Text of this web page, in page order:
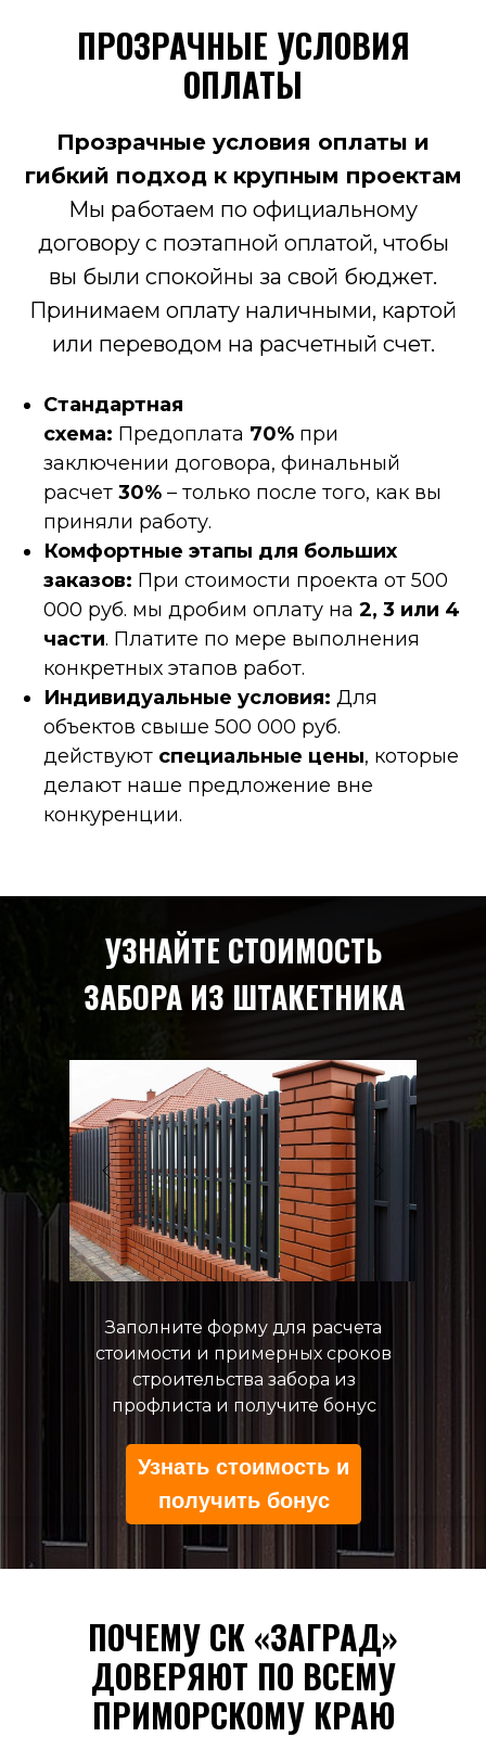
ПРОЗРАЧНЫЕ УСЛОВИЯ
ОПЛАТЫ
Прозрачные условия оплаты и
гибкий подход к крупным проектам
Мы работаем по официальному
договору с поэтапной оплатой, чтобы
вы были спокойны за свой бюджет.
Принимаем оплату наличными, картой
или переводом на расчетный счет.
Стандартная
схема: Предоплата 70% при
заключении договора, финальный
расчет 30% – только после того, как вы
приняли работу.
Комфортные этапы для больших
заказов: При стоимости проекта от 500
000 руб. мы дробим оплату на 2, 3 или 4
части. Платите по мере выполнения
конкретных этапов работ.
Индивидуальные условия: Для
объектов свыше 500 000 руб.
действуют специальные цены, которые
делают наше предложение вне
конкуренции.
Узнать стоимость и
получить бонус
УЗНАЙТЕ СТОИМОСТЬ
ЗАБОРА ИЗ ШТАКЕТНИКА
Заполните форму для расчета
стоимости и примерных сроков
строительства забора из
профлиста и получите бонус
ПОЧЕМУ СК «ЗАГРАД»
ДОВЕРЯЮТ ПО ВСЕМУ
ПРИМОРСКОМУ КРАЮ